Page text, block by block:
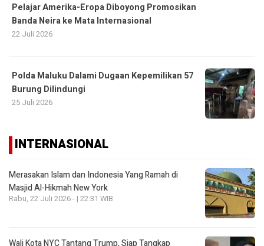
Pelajar Amerika-Eropa Diboyong Promosikan
Banda Neira ke Mata Internasional
22 Juli 2026
Polda Maluku Dalami Dugaan Kepemilikan 57
Burung Dilindungi
25 Juli 2026
INTERNASIONAL
Merasakan Islam dan Indonesia Yang Ramah di
Masjid Al-Hikmah New York
Rabu, 22 Juli 2026 - | 22:31 WIB
Wali Kota NYC Tantang Trump, Siap Tangkap